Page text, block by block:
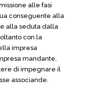
alle fasi
conseguente alla
alla seduta dalla
con la
impresa
mandante,
di impegnare il
associande.